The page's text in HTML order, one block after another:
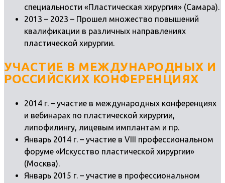
специальности «Пластическая хирургия» (Самара).
2013 – 2023 – Прошел множество повышений
квалификации в различных направлениях
пластической хирургии.
УЧАСТИЕ В МЕЖДУНАРОДНЫХ И
РОССИЙСКИХ КОНФЕРЕНЦИЯХ
2014 г. – участие в международных конференциях
и вебинарах по пластической хирургии,
липофилингу, лицевым имплантам и пр.
Январь 2014 г. – участие в VIII профессиональном
форуме «Искусство пластической хирургии»
(Москва).
Январь 2015 г. – участие в профессиональном